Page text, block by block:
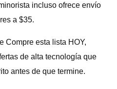
incluso ofrece envío
a $35.
Compre esta lista HOY,
de alta tecnología que
antes de que termine.